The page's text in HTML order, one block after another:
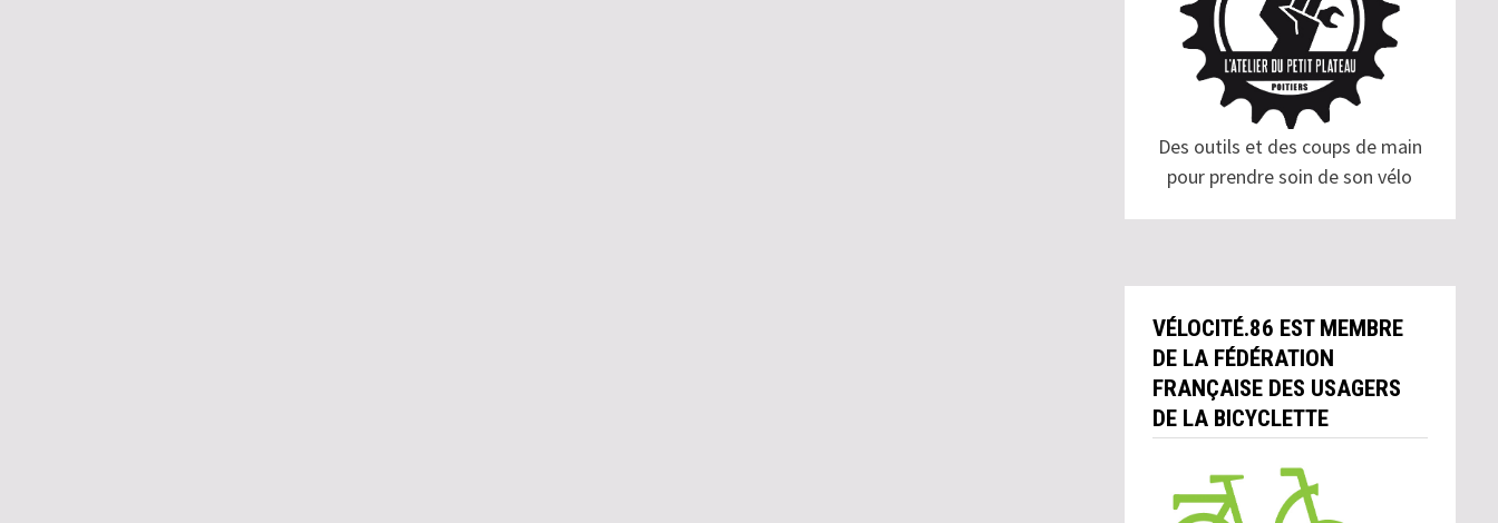
Des outils et des coups de main
pour prendre soin de son vélo
VÉLOCITÉ.86 EST MEMBRE
DE LA FÉDÉRATION
FRANÇAISE DES USAGERS
DE LA BICYCLETTE